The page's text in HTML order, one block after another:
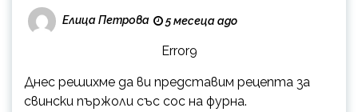
Елица Петрова 5 месеца ago
Error9
Днес решихме да ви представим рецепта за
свински пържоли със сос на фурна.